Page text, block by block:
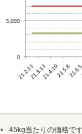
45kg当たりの価格で